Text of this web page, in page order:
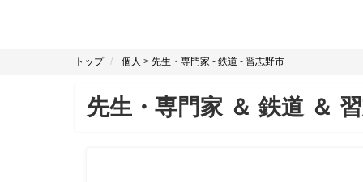
トップ 個人 > 先生・専門家 - 鉄道 - 習志野市
先生・専門家 ＆ 鉄道 ＆